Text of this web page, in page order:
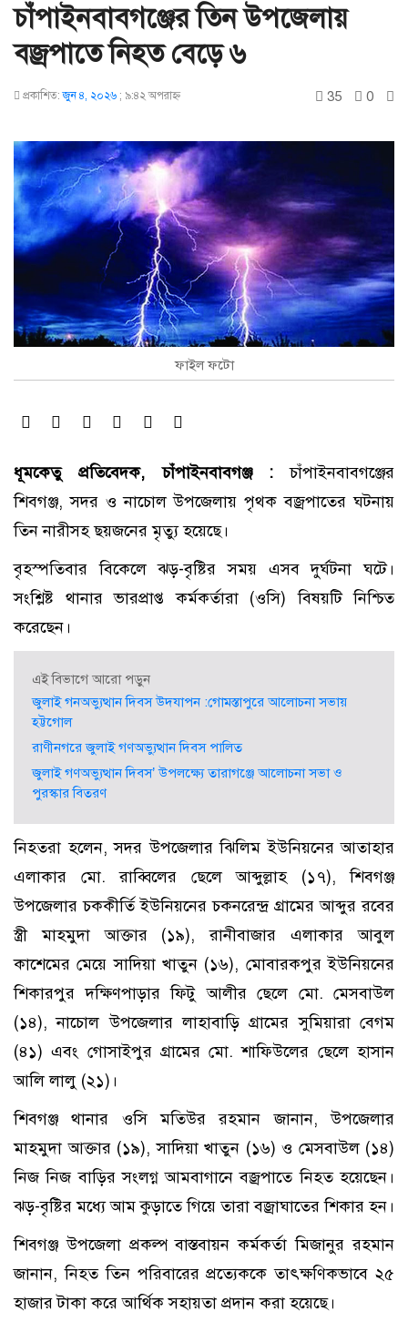
চাঁপাইনবাবগঞ্জের তিন উপজেলায়
বজ্রপাতে নিহত বেড়ে ৬
প্রকাশিত:জুন ৪, ২০২৬ ; ৯:৪২ অপরাহ্ণ 35 0
ফাইল ফটো
ধূমকেতু প্রতিবেদক, চাঁপাইনবাবগঞ্জ :চাঁপাইনবাবগঞ্জের
শিবগঞ্জ, সদর ও নাচোল উপজেলায় পৃথক বজ্রপাতের ঘটনায়
তিন নারীসহ ছয়জনের মৃত্যু হয়েছে।
বৃহস্পতিবার বিকেলে ঝড়-বৃষ্টির সময় এসব দুর্ঘটনা ঘটে।
সংশ্লিষ্ট থানার ভারপ্রাপ্ত কর্মকর্তারা (ওসি) বিষয়টি নিশ্চিত
করেছেন।
এই বিভাগে আরো পড়ুন
জুলাই গনঅভ্যুত্থান দিবস উদযাপন :গোমস্তাপুরে আলোচনা সভায়
হট্টগোল
রাণীনগরে জুলাই গণঅভ্যুত্থান দিবস পালিত
জুলাই গণঅভ্যুত্থান দিবস’ উপলক্ষ্যে তারাগঞ্জে আলোচনা সভা ও
পুরস্কার বিতরণ
নিহতরা হলেন, সদর উপজেলার ঝিলিম ইউনিয়নের আতাহার
এলাকার মো. রাব্বিলের ছেলে আব্দুল্লাহ (১৭), শিবগঞ্জ
উপজেলার চককীর্তি ইউনিয়নের চকনরেন্দ্র গ্রামের আব্দুর রবের
স্ত্রী মাহমুদা আক্তার (১৯), রানীবাজার এলাকার আবুল
কাশেমের মেয়ে সাদিয়া খাতুন (১৬), মোবারকপুর ইউনিয়নের
শিকারপুর দক্ষিণপাড়ার ফিটু আলীর ছেলে মো. মেসবাউল
(১৪), নাচোল উপজেলার লাহাবাড়ি গ্রামের সুমিয়ারা বেগম
(৪১) এবং গোসাইপুর গ্রামের মো. শাফিউলের ছেলে হাসান
আলি লালু (২১)।
শিবগঞ্জ থানার ওসি মতিউর রহমান জানান, উপজেলার
মাহমুদা আক্তার (১৯), সাদিয়া খাতুন (১৬) ও মেসবাউল (১৪)
নিজ নিজ বাড়ির সংলগ্ন আমবাগানে বজ্রপাতে নিহত হয়েছেন।
ঝড়-বৃষ্টির মধ্যে আম কুড়াতে গিয়ে তারা বজ্রাঘাতের শিকার হন।
শিবগঞ্জ উপজেলা প্রকল্প বাস্তবায়ন কর্মকর্তা মিজানুর রহমান
জানান, নিহত তিন পরিবারের প্রত্যেককে তাৎক্ষণিকভাবে ২৫
হাজার টাকা করে আর্থিক সহায়তা প্রদান করা হয়েছে।